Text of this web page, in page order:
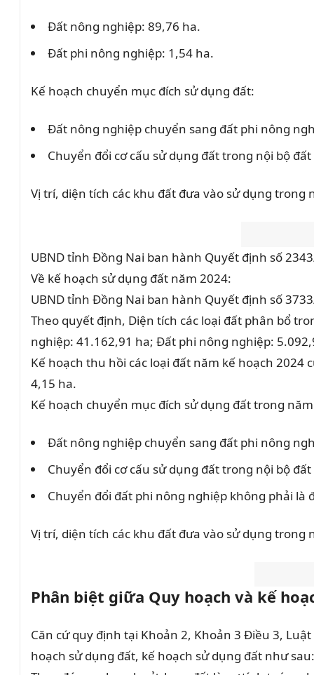
Đất nông nghiệp: 89,76 ha.
Đất phi nông nghiệp: 1,54 ha.
Kế hoạch chuyển mục đích sử dụng đất:
Đất nông nghiệp chuyển sang đất phi nông
Chuyển đổi cơ cấu sử dụng đất trong nội bộ
Vị trí, diện tích các khu đất đưa vào sử dụng
UBND tỉnh Đồng Nai ban hành Quyết định số
Về kế hoạch sử dụng đất năm 2024:
UBND tỉnh Đồng Nai ban hành Quyết định số
Theo quyết định, Diện tích các loại đất phân bổ
nghiệp: 41.162,91 ha; Đất phi nông nghiệp:
Kế hoạch thu hồi các loại đất năm kế hoạch
4,15 ha.
Kế hoạch chuyển mục đích sử dụng đất trong
Đất nông nghiệp chuyển sang đất phi nông
Chuyển đổi cơ cấu sử dụng đất trong nội bộ
Chuyển đổi đất phi nông nghiệp không phải là
Vị trí, diện tích các khu đất đưa vào sử dụng
Phân biệt giữa Quy hoạch và kế
Căn cứ quy định tại Khoản 2, Khoản 3 Điều 3,
hoạch sử dụng đất, kế hoạch sử dụng đất như sau: